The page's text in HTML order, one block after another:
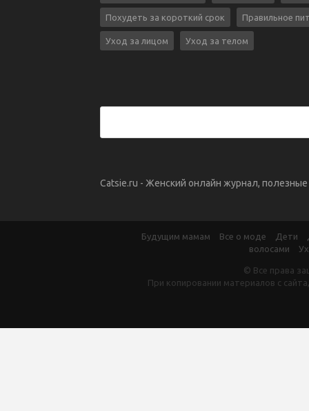
Похудеть за короткий срок Правильное
Уход за лицом Уход за телом
Catsie.ru - Женский онлайн журнал,
Будущим мамам Все о моде Дети
волосами
© Все права
При копировании материалов с